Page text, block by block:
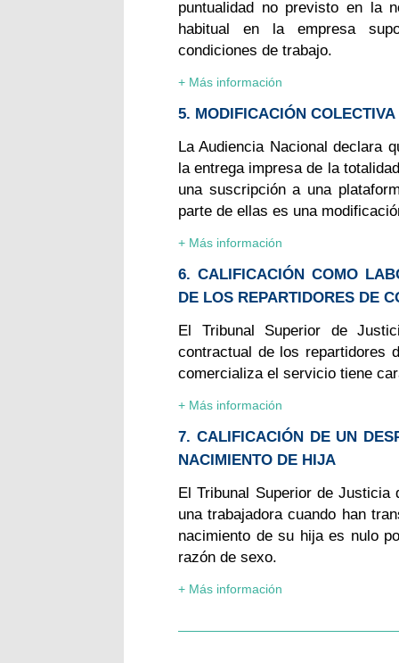
puntualidad no previsto en la
habitual en la empresa
condiciones de trabajo.
+ Más información
5. MODIFICACIÓN
La Audiencia Nacional declara
la entrega impresa de la
una suscripción a una
parte de ellas es una
+ Más información
6. CALIFICACIÓN COMO
DE LOS REPARTIDORES DE
El Tribunal Superior de
contractual de los repartidores
comercializa el servicio tiene
+ Más información
7. CALIFICACIÓN DE UN
NACIMIENTO DE HIJA
El Tribunal Superior de
una trabajadora cuando han
nacimiento de su hija es nulo
razón de sexo.
+ Más información